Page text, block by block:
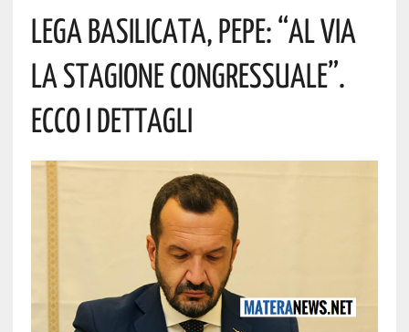
Lega Basilicata, Pepe: “Al Via
La Stagione Congressuale”.
Ecco I Dettagli